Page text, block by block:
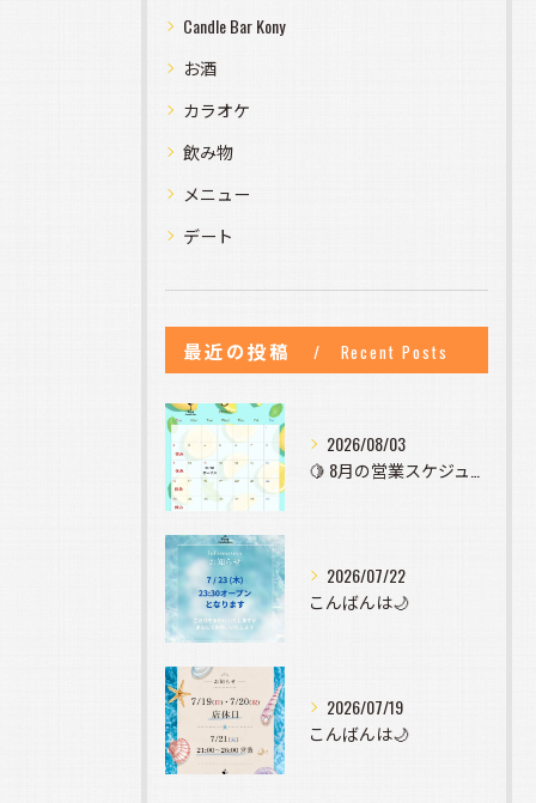
Candle Bar Kony
お酒
カラオケ
飲み物
メニュー
デート
最近の投稿 Recent Posts
2026/08/03
2026/07/22
こんばんは🌙
2026/07/19
こんばんは🌙